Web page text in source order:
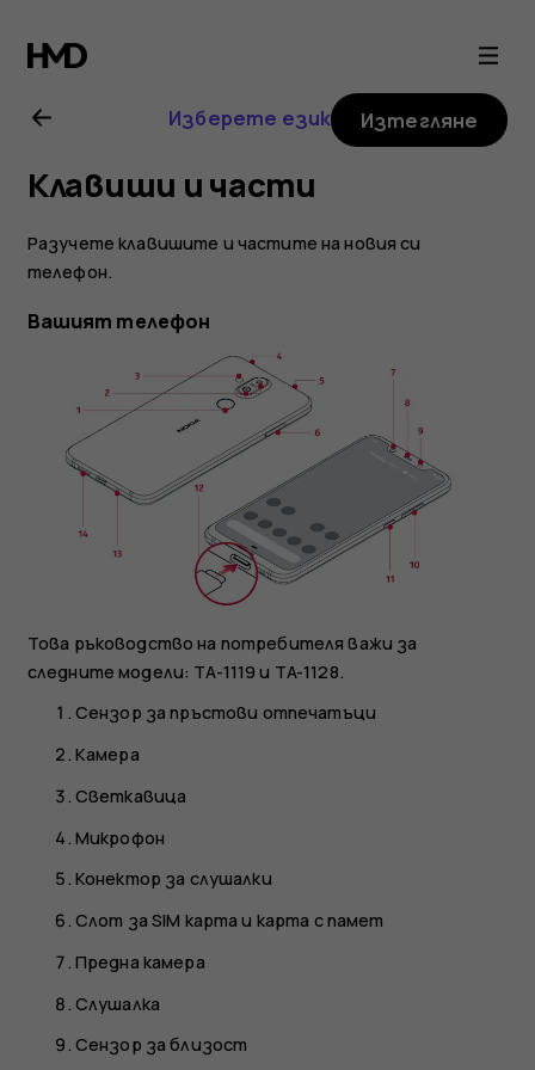
Ръководство
на
потребителя
за
Nokia
Изберете език Изтегляне
Клавиши и части
Разучете клавишите и частите на новия си
телефон.
Вашият телефон
Това ръководство на потребителя важи за
следните модели: TA-1119 и TA-1128.
Сензор за пръстови отпечатъци
Камера
Светкавица
Микрофон
Конектор за слушалки
Слот за SIM карта и карта с памет
Предна камера
Слушалка
Сензор за близост